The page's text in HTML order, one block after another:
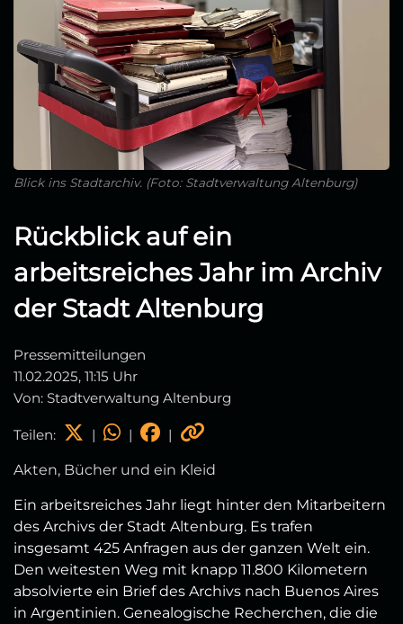
Blick ins Stadtarchiv. (Foto: Stadtverwaltung Altenburg)
Rückblick auf ein
arbeitsreiches Jahr im Archiv
der Stadt Altenburg
Pressemitteilungen
11.02.2025, 11:15 Uhr
Von: Stadtverwaltung Altenburg
Teilen: | | |
Akten, Bücher und ein Kleid
Ein arbeitsreiches Jahr liegt hinter den Mitarbeitern
des Archivs der Stadt Altenburg. Es trafen
insgesamt 425 Anfragen aus der ganzen Welt ein.
Den weitesten Weg mit knapp 11.800 Kilometern
absolvierte ein Brief des Archivs nach Buenos Aires
in Argentinien. Genealogische Recherchen, die die